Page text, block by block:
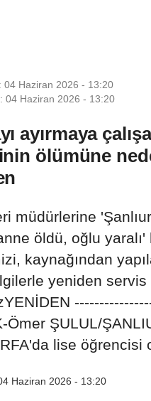
04 Haziran 2026 - 13:20
04 Haziran 2026 - 13:20
ayırmaya
ölümüne
müdürlerine
öldü, oğlu yaralı'
kaynağından
yeniden servis
Ömer ŞULUL/
lise öğrencisi
Haziran 2026 - 13:20